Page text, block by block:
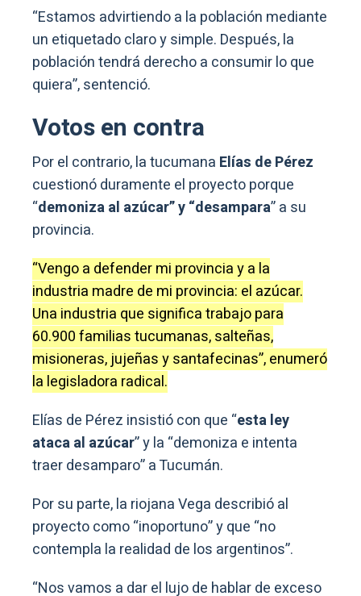
“Estamos advirtiendo a la población mediante
un etiquetado claro y simple. Después, la
población tendrá derecho a consumir lo que
quiera”, sentenció.
Votos en contra
Por el contrario, la tucumana Elías de Pérez
cuestionó duramente el proyecto porque
“demoniza al azúcar” y “desampara” a su
provincia.
“Vengo a defender mi provincia y a la
industria madre de mi provincia: el azúcar.
Una industria que significa trabajo para
60.900 familias tucumanas, salteñas,
misioneras, jujeñas y santafecinas”, enumeró
la legisladora radical.
Elías de Pérez insistió con que “esta ley
ataca al azúcar” y la “demoniza e intenta
traer desamparo” a Tucumán.
Por su parte, la riojana Vega describió al
proyecto como “inoportuno” y que “no
contempla la realidad de los argentinos”.
“Nos vamos a dar el lujo de hablar de exceso